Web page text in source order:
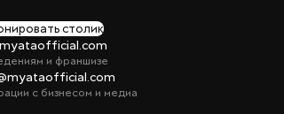
столик
и франшизе
с бизнесом и медиа